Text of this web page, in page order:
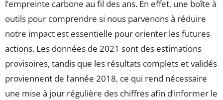
l’empreinte carbone au fil des ans. En effet, une boîte à
outils pour comprendre si nous parvenons à réduire
notre impact est essentielle pour orienter les futures
actions. Les données de 2021 sont des estimations
provisoires, tandis que les résultats complets et validés
proviennent de l’année 2018, ce qui rend nécessaire
une mise à jour régulière des chiffres afin d’informer le